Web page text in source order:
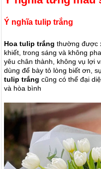
Ý nghĩa tulip trắng
Hoa tulip trắng thường được
khiết, trong sáng và không
yêu chân thành, không vụ lợi
dùng để bày tỏ lòng biết ơn,
tulip trắng cũng có thể đại
và hòa bình